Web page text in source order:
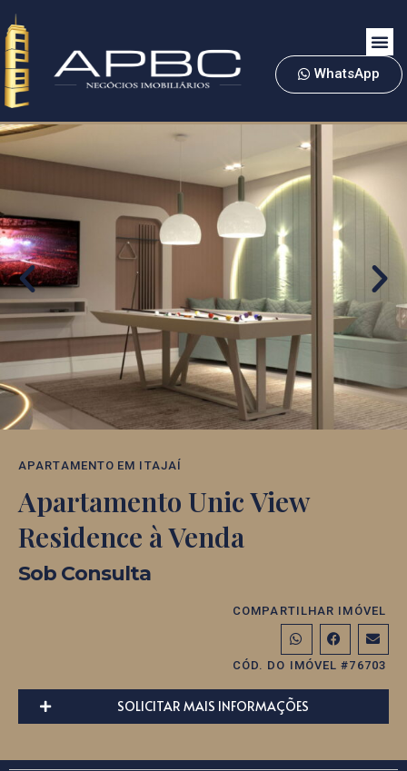
WhatsApp
APARTAMENTO EM ITAJAÍ
Apartamento Unic View
Residence à Venda
Sob Consulta
COMPARTILHAR IMÓVEL
CÓD. DO IMÓVEL #76703
SOLICITAR MAIS INFORMAÇÕES